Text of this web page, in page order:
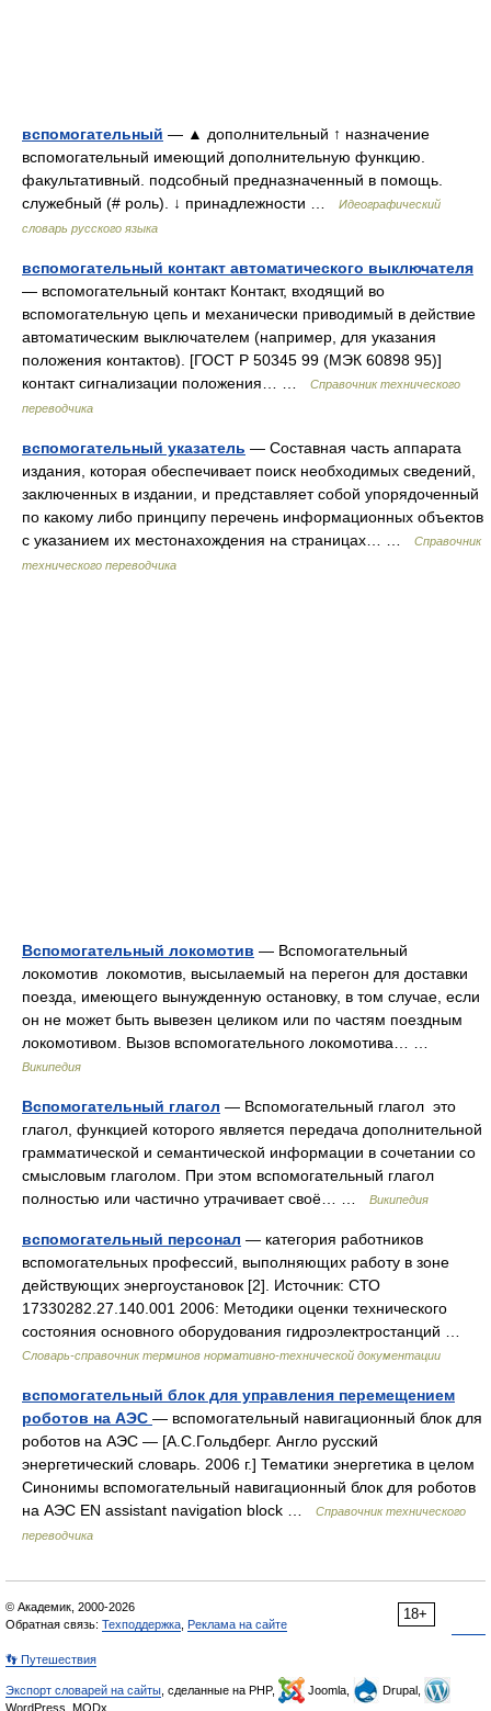
вспомогательный — ▲ дополнительный ↑ назначение
вспомогательный имеющий дополнительную функцию.
факультативный. подсобный предназначенный в помощь.
служебный (# роль). ↓ принадлежности …
Идеографический
словарь русского языка
вспомогательный контакт автоматического выключателя
— вспомогательный контакт Контакт, входящий во
вспомогательную цепь и механически приводимый в действие
автоматическим выключателем (например, для указания
положения контактов). [ГОСТ Р 50345 99 (МЭК 60898 95)]
контакт сигнализации положения… …
Справочник технического
переводчика
вспомогательный указатель — Составная часть аппарата
издания, которая обеспечивает поиск необходимых сведений,
заключенных в издании, и представляет собой упорядоченный
по какому либо принципу перечень информационных объектов
с указанием их местонахождения на страницах… …
Справочник
технического переводчика
Вспомогательный локомотив — Вспомогательный
локомотив локомотив, высылаемый на перегон для доставки
поезда, имеющего вынужденную остановку, в том случае, если
он не может быть вывезен целиком или по частям поездным
локомотивом. Вызов вспомогательного локомотива… …
Википедия
Вспомогательный глагол — Вспомогательный глагол это
глагол, функцией которого является передача дополнительной
грамматической и семантической информации в сочетании со
смысловым глаголом. При этом вспомогательный глагол
полностью или частично утрачивает своё… …
Википедия
вспомогательный персонал — категория работников
вспомогательных профессий, выполняющих работу в зоне
действующих энергоустановок [2]. Источник: СТО
17330282.27.140.001 2006: Методики оценки технического
состояния основного оборудования гидроэлектростанций …
Словарь-справочник терминов нормативно-технической документации
вспомогательный блок для управления перемещением
роботов на АЭС — вспомогательный навигационный блок для
роботов на АЭС — [А.С.Гольдберг. Англо русский
энергетический словарь. 2006 г.] Тематики энергетика в целом
Синонимы вспомогательный навигационный блок для роботов
на АЭС EN assistant navigation block …
Справочник технического
переводчика
18+
© Академик, 2000-2026
Обратная связь: Техподдержка Реклама на сайте
👣 Путешествия
Экспорт словарей на сайты , сделанные на PHP, Joomla,
Drupal,
WordPress, MODx.